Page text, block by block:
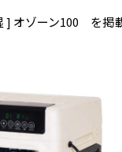
] オゾーン100 を掲